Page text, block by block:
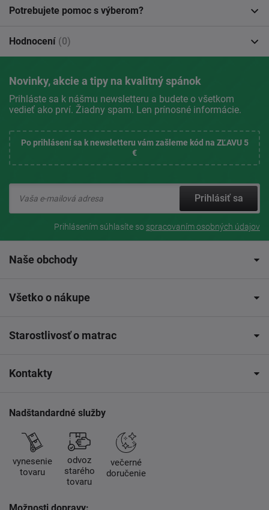
Potrebujete pomoc s výberom?
Hodnocení (0)
Novinky, akcie a tipy na kvalitný spánok
Prihláste sa k nášmu newsletteru a budete o všetkom
vedieť ako prví. Žiadny spam. Len prínosné informácie.
Po prihlásení sa k newsletteru vám zašleme kód na ZĽAVU 5
€
Prihlásiť sa
Prihlásením súhlasíte so spracovaním osobných údajov
Naše obchody
Všetko o nákupe
Starostlivosť o matrac
Kontakty
Nadštandardné služby
vynesenie
tovaru
odvoz
starého
tovaru
večerné
doručenie